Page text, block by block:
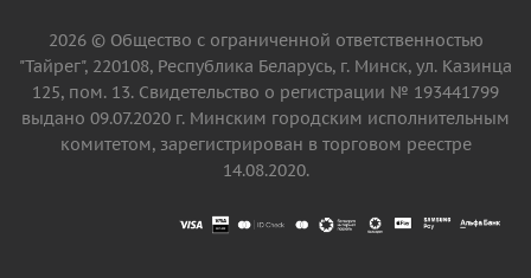
2026 © Общество с ограниченной ответственностью
"Тайрег", 220108, Республика Беларусь, г. Минск, ул. Казинца
125, пом. 13. Свидетельство о регистрации № 193441799
выдано 09.07.2020 г. Минским городским исполнительным
комитетом, зарегистрирован в торговом реестре
14.08.2020.